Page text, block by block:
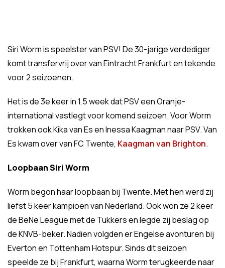
Siri Worm is speelster van PSV! De 30-jarige verdediger
komt transfervrij over van Eintracht Frankfurt en tekende
voor 2 seizoenen.
Het is de 3e keer in 1,5 week dat PSV een Oranje-
international vastlegt voor komend seizoen. Voor Worm
trokken ook Kika van Es en Inessa Kaagman naar PSV. Van
Es kwam over van FC Twente, Kaagman van Brighton.
Loopbaan Siri Worm
Worm begon haar loopbaan bij Twente. Met hen werd zij
liefst 5 keer kampioen van Nederland. Ook won ze 2 keer
de BeNe League met de Tukkers en legde zij beslag op
de KNVB-beker. Nadien volgden er Engelse avonturen bij
Everton en Tottenham Hotspur. Sinds dit seizoen
speelde ze bij Frankfurt, waarna Worm terugkeerde naar